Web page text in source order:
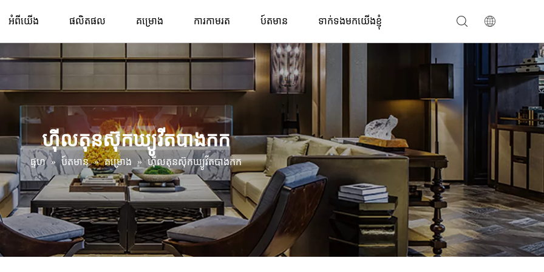
អំពីយើង ផលិតផល គម្រោង ការកាមរត ប៍តមាន ទាក់ទងមកយើងខ្ញុំ
ហ៊ីលតុនស៊ុកឃ្យូវីតបាងកក
ផ្ទហ » ប៍តមាន » គម្រោង » ហ៊ីលតុនស៊ុកឃ្យូវីតបាងកក